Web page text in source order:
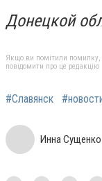
Донецкой
Якщо ви помітили помилку,
повідомити про це редакцію
#Славянск
Инна Сущенко